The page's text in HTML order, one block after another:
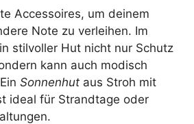
Accessoires, um deinem
Note zu verleihen. Im
stilvoller Hut nicht nur Schutz
kann auch modisch
Sonnenhut aus Stroh mit
ideal für Strandtage oder